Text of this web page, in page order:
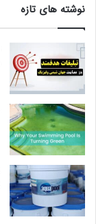
نوشته های تازه